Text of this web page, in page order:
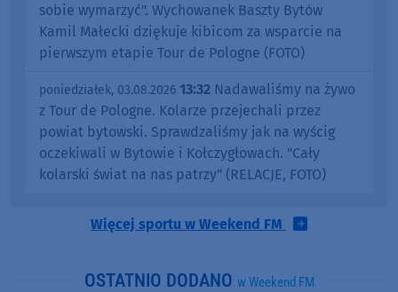
sobie wymarzyć". Wychowanek Baszty Bytów
Kamil Małecki dziękuje kibicom za wsparcie na
pierwszym etapie Tour de Pologne (FOTO)
poniedziałek, 03.08.2026 13:32 Nadawaliśmy na żywo
z Tour de Pologne. Kolarze przejechali przez
powiat bytowski. Sprawdzaliśmy jak na wyścig
oczekiwali w Bytowie i Kołczygłowach. "Cały
kolarski świat na nas patrzy" (RELACJE, FOTO)
Więcej sportu w Weekend FM
OSTATNIO DODANO w Weekend FM